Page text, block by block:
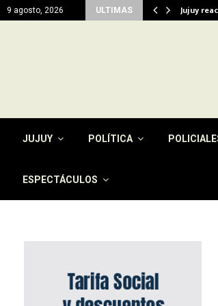
9 agosto, 2026 ULTIMAS Jujuy
JUJUY POLÍTICA
ESPECTÁCULOS